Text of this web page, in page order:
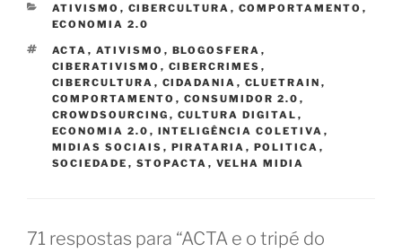
CATEGORIAS
ATIVISMO , CIBERCULTURA , COMPORTAMENTO ,
ECONOMIA 2.0
TAGS
ACTA , ATIVISMO , BLOGOSFERA ,
CIBERATIVISMO , CIBERCRIMES ,
CIBERCULTURA , CIDADANIA , CLUETRAIN ,
COMPORTAMENTO , CONSUMIDOR 2.0 ,
CROWDSOURCING , CULTURA DIGITAL ,
ECONOMIA 2.0 , INTELIGÊNCIA COLETIVA ,
MIDIAS SOCIAIS , PIRATARIA , POLITICA ,
SOCIEDADE , STOPACTA , VELHA MIDIA
71 respostas para “ACTA e o tripé do